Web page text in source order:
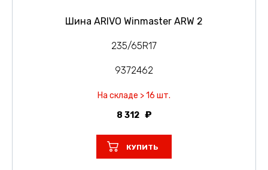
Шина ARIVO Winmaster ARW 2
235/65R17
9372462
На складе > 16 шт.
8 312
КУПИТЬ